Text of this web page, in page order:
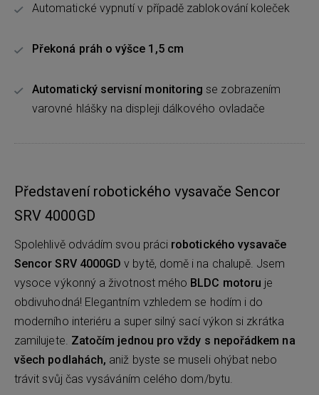
Automatické vypnutí v případě zablokování koleček
Překoná práh o výšce 1,5 cm
Automatický servisní monitoring se zobrazením
varovné hlášky na displeji dálkového ovladače
Představení robotického vysavače Sencor
SRV 4000GD
Spolehlivě odvádím svou práci robotického vysavače
Sencor SRV 4000GD v bytě, domě i na chalupě. Jsem
vysoce výkonný a životnost mého BLDC motoru je
obdivuhodná! Elegantním vzhledem se hodím i do
moderního interiéru a super silný sací výkon si zkrátka
zamilujete. Zatočím jednou pro vždy s nepořádkem na
všech podlahách, aniž byste se museli ohýbat nebo
trávit svůj čas vysáváním celého dom/bytu.